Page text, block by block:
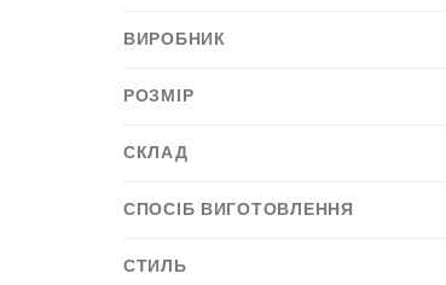
ВИРОБНИК
РОЗМІР
СКЛАД
СПОСІБ ВИГОТОВЛЕННЯ
СТИЛЬ